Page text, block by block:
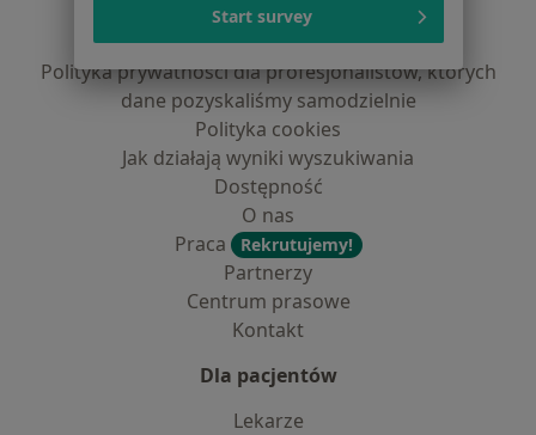
Polityka prywatności pacjentów
Polityka prywatności profesjonalistów
Polityka prywatności dla profesjonalistów, których
dane pozyskaliśmy samodzielnie
Polityka cookies
Jak działają wyniki wyszukiwania
Dostępność
O nas
Praca
Rekrutujemy!
Partnerzy
Centrum prasowe
Kontakt
Dla pacjentów
Lekarze
Start survey